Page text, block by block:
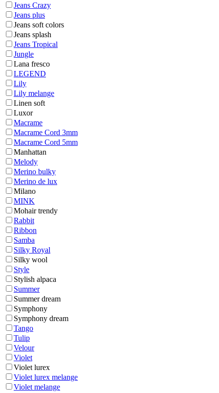
Jeans Crazy
Jeans plus
Jeans soft colors
Jeans splash
Jeans Tropical
Jungle
Lana fresco
LEGEND
Lily
Lily melange
Linen soft
Luxor
Macrame
Macrame Cord 3mm
Macrame Cord 5mm
Manhattan
Melody
Merino bulky
Merino de lux
Milano
MINK
Mohair trendy
Rabbit
Ribbon
Samba
Silky Royal
Silky wool
Style
Stylish alpaca
Summer
Summer dream
Symphony
Symphony dream
Tango
Tulip
Velour
Violet
Violet lurex
Violet lurex melange
Violet melange